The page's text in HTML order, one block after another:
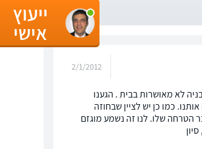
2/1/2012
לא מאושרות בבית . הגענו
כמו כן יש לציין שבחוזה
הטרחה שלו. לנו זה נשמע מוגזם
ייעוץ
אישי